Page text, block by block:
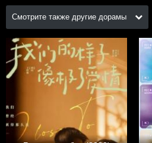
Смотрите также другие дорамы